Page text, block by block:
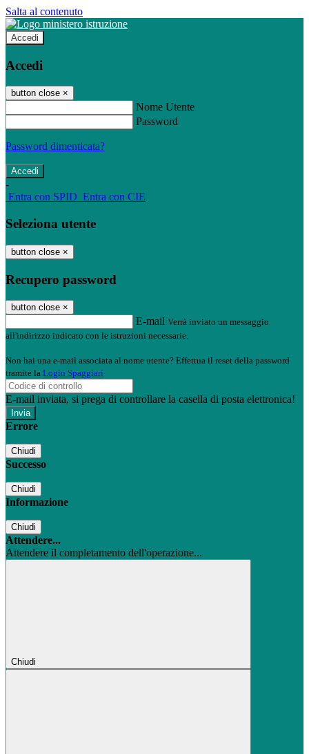
Salta al contenuto
Accedi
Accedi
button close ×
Nome Utente
Password
Password dimenticata?
-
Entra con SPID Entra con CIE
Seleziona utente
button close ×
Recupero password
button close ×
E-mail Verrà inviato un messaggio
all'indirizzo indicato con le istruzioni necessarie.
Non hai una e-mail associata al nome utente? Effettua il reset della password
tramite la Login Spaggiari
E-mail inviata, si prega di controllare la casella di posta elettronica!
Errore
Chiudi
Successo
Chiudi
Informazione
Chiudi
Attendere...
Attendere il completamento dell'operazione...
Chiudi